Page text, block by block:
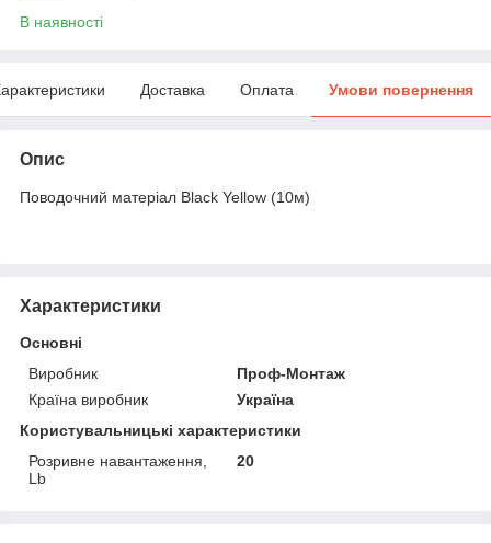
В наявності
Доставка Оплата Умови повернення
Опис
Поводочний матеріал Black Yellow (10м)
Характеристики
Основні
Виробник
Проф-Монтаж
Країна виробник
Україна
Користувальницькі характеристики
Розривне навантаження,
Lb
20